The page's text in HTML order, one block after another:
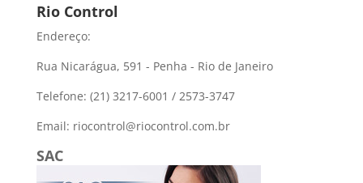
Rio Control
Endereço:
Rua Nicarágua, 591 - Penha - Rio de Janeiro
Telefone: (21) 3217-6001 / 2573-3747
Email: riocontrol@riocontrol.com.br
SAC